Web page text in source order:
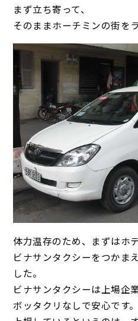
まず立ち寄って、
そのままホーチミンの街を
体力温存のため、まずはホ
ビナサンタクシーをつかま
した。
ビナサンタクシーは上場企
ボッタクリなしで安心です。